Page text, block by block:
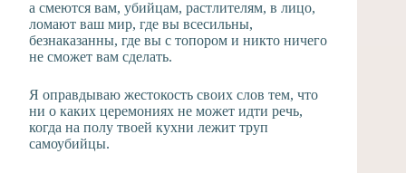
а смеются вам, убийцам, растлителям, в лицо,
ломают ваш мир, где вы всесильны,
безнаказанны, где вы с топором и никто ничего
не сможет вам сделать.
Я оправдываю жестокость своих слов тем, что
ни о каких церемониях не может идти речь,
когда на полу твоей кухни лежит труп
самоубийцы.